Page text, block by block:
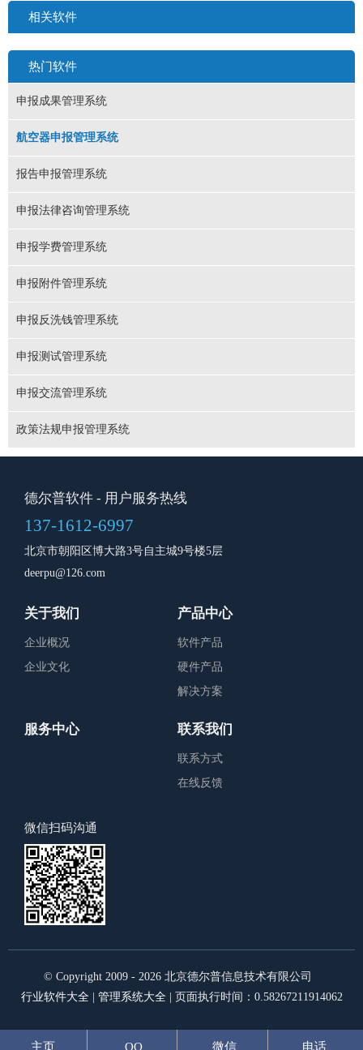
相关软件
热门软件
申报成果管理系统
航空器申报管理系统
报告申报管理系统
申报法律咨询管理系统
申报学费管理系统
申报附件管理系统
申报反洗钱管理系统
申报测试管理系统
申报交流管理系统
政策法规申报管理系统
德尔普软件 - 用户服务热线
137-1612-6997
北京市朝阳区博大路3号自主城9号楼5层
deerpu@126.com
关于我们
企业概况
企业文化
产品中心
软件产品
硬件产品
解决方案
服务中心 联系我们
联系方式
在线反馈
微信扫码沟通
© Copyright 2009 - 2026 北京德尔普信息技术有限公司
行业软件大全| 管理系统大全| 页面执行时间：0.58267211914062
主页 QQ 微信 电话